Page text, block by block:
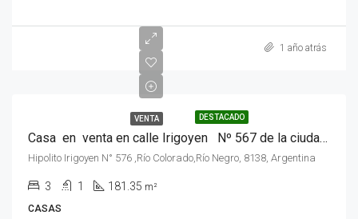
1 año atrás
DESTACADO
VENTA
Casa en venta en calle Irigoyen Nº 567 de la ciudad de Rio Colorado, Rio Negro .
Hipolito Irigoyen N° 576 ,Río Colorado,Río Negro, 8138, Argentina
3 1 181.35 m²
CASAS